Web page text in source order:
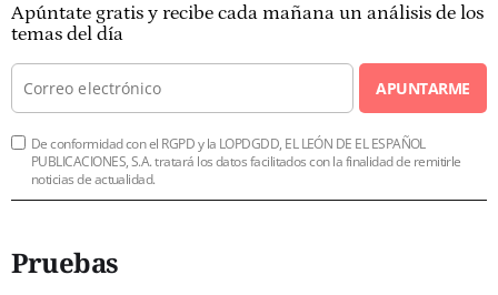
Apúntate gratis y recibe cada mañana un análisis de los
temas del día
APUNTARME
De conformidad con el RGPD y la LOPDGDD, EL LEÓN DE EL ESPAÑOL
PUBLICACIONES, S.A. tratará los datos facilitados con la finalidad de remitirle
noticias de actualidad.
Pruebas